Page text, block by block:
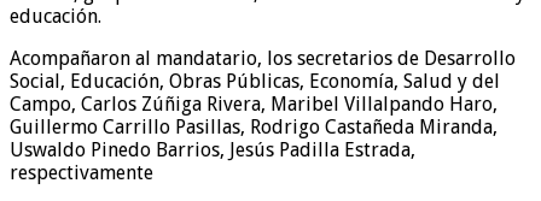
educación.
Acompañaron al mandatario, los secretarios de Desarrollo
Social, Educación, Obras Públicas, Economía, Salud y del
Campo, Carlos Zúñiga Rivera, Maribel Villalpando Haro,
Guillermo Carrillo Pasillas, Rodrigo Castañeda Miranda,
Uswaldo Pinedo Barrios, Jesús Padilla Estrada,
respectivamente